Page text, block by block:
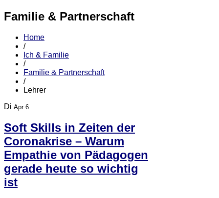
Familie & Partnerschaft
Home
/
Ich & Familie
/
Familie & Partnerschaft
/
Lehrer
Di Apr 6
Soft Skills in Zeiten der
Coronakrise – Warum
Empathie von Pädagogen
gerade heute so wichtig
ist